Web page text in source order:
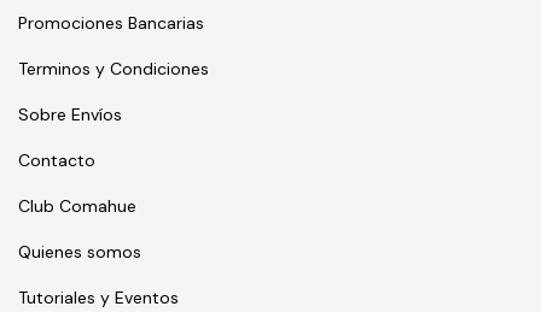
Promociones Bancarias
Terminos y Condiciones
Sobre Envíos
Contacto
Club Comahue
Quienes somos
Tutoriales y Eventos